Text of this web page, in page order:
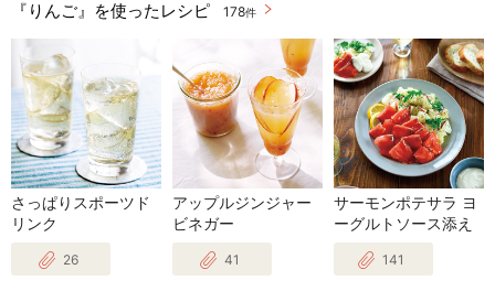
『りんご』を使ったレシピ 178件
さっぱりスポーツド
リンク
26
アップルジンジャー
ビネガー
41
サーモンポテサラ ヨ
ーグルトソース添え
141